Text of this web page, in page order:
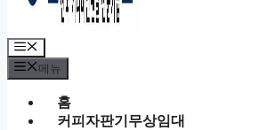
메
뉴
메뉴
홈
커피자판기무상임대